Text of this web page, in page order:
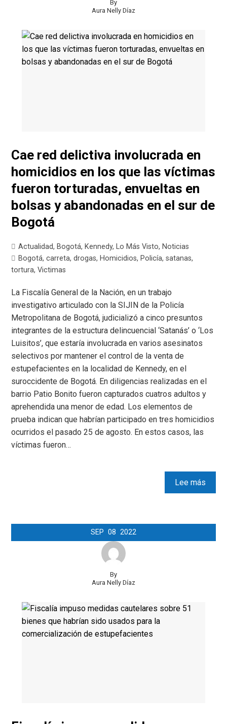
By
Aura Nelly Díaz
Cae red delictiva involucrada en
homicidios en los que las víctimas
fueron torturadas, envueltas en
bolsas y abandonadas en el sur de
Bogotá
Actualidad, Bogotá, Kennedy, Lo Más Visto, Noticias
Bogotá,carreta,drogas, Homicidios, Policía,satanas,
tortura,Victimas
La Fiscalía General de la Nación, en un trabajo
investigativo articulado con la SIJIN de la Policía
Metropolitana de Bogotá, judicializó a cinco presuntos
integrantes de la estructura delincuencial ‘Satanás’ o ‘Los
Luisitos’, que estaría involucrada en varios asesinatos
selectivos por mantener el control de la venta de
estupefacientes en la localidad de Kennedy, en el
suroccidente de Bogotá. En diligencias realizadas en el
barrio Patio Bonito fueron capturados cuatros adultos y
aprehendida una menor de edad. Los elementos de
prueba indican que habrían participado en tres homicidios
ocurridos el pasado 25 de agosto. En estos casos, las
víctimas fueron…
Lee más
SEP 08 2022
By
Aura Nelly Díaz